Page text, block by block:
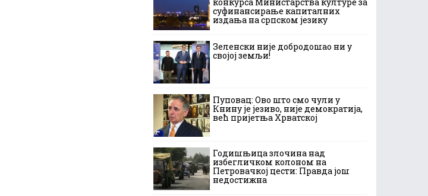
суфинансирање капиталних
издања на српском језику
Зеленски није добродошао ни у
својој земљи!
Пуповац: Ово што смо чули у
Книну је језиво, није демократија,
већ пријетња Хрватској
Годишњица злочина над
избегличком колоном на
Петровачкој цести: Правда још
недостижна